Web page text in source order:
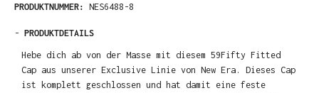
PRODUKTNUMMER: NES6488-8
- PRODUKTDETAILS
Hebe dich ab von der Masse mit diesem 59Fifty Fitted
Cap aus unserer Exclusive Linie von New Era. Dieses Cap
ist komplett geschlossen und hat damit eine feste